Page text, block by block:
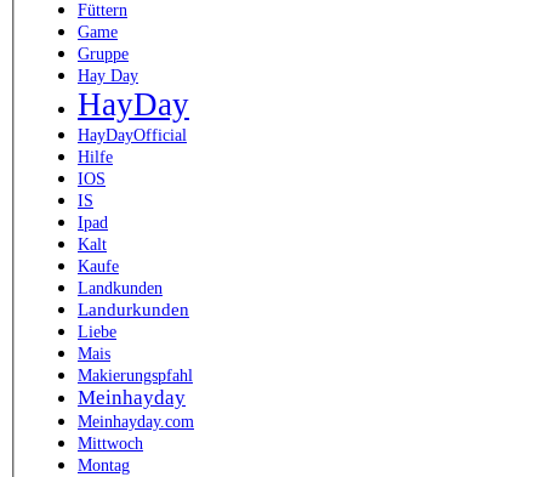
Füttern
Game
Gruppe
Hay Day
HayDay
HayDayOfficial
Hilfe
IOS
IS
Ipad
Kalt
Kaufe
Landkunden
Landurkunden
Liebe
Mais
Makierungspfahl
Meinhayday
Meinhayday.com
Mittwoch
Montag